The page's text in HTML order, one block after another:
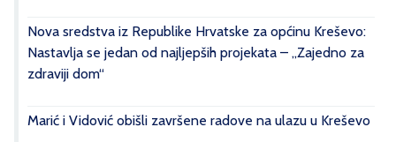
Nova sredstva iz Republike Hrvatske za općinu Kreševo:
Nastavlja se jedan od najljepših projekata – „Zajedno za
zdraviji dom“
Marić i Vidović obišli završene radove na ulazu u Kreševo